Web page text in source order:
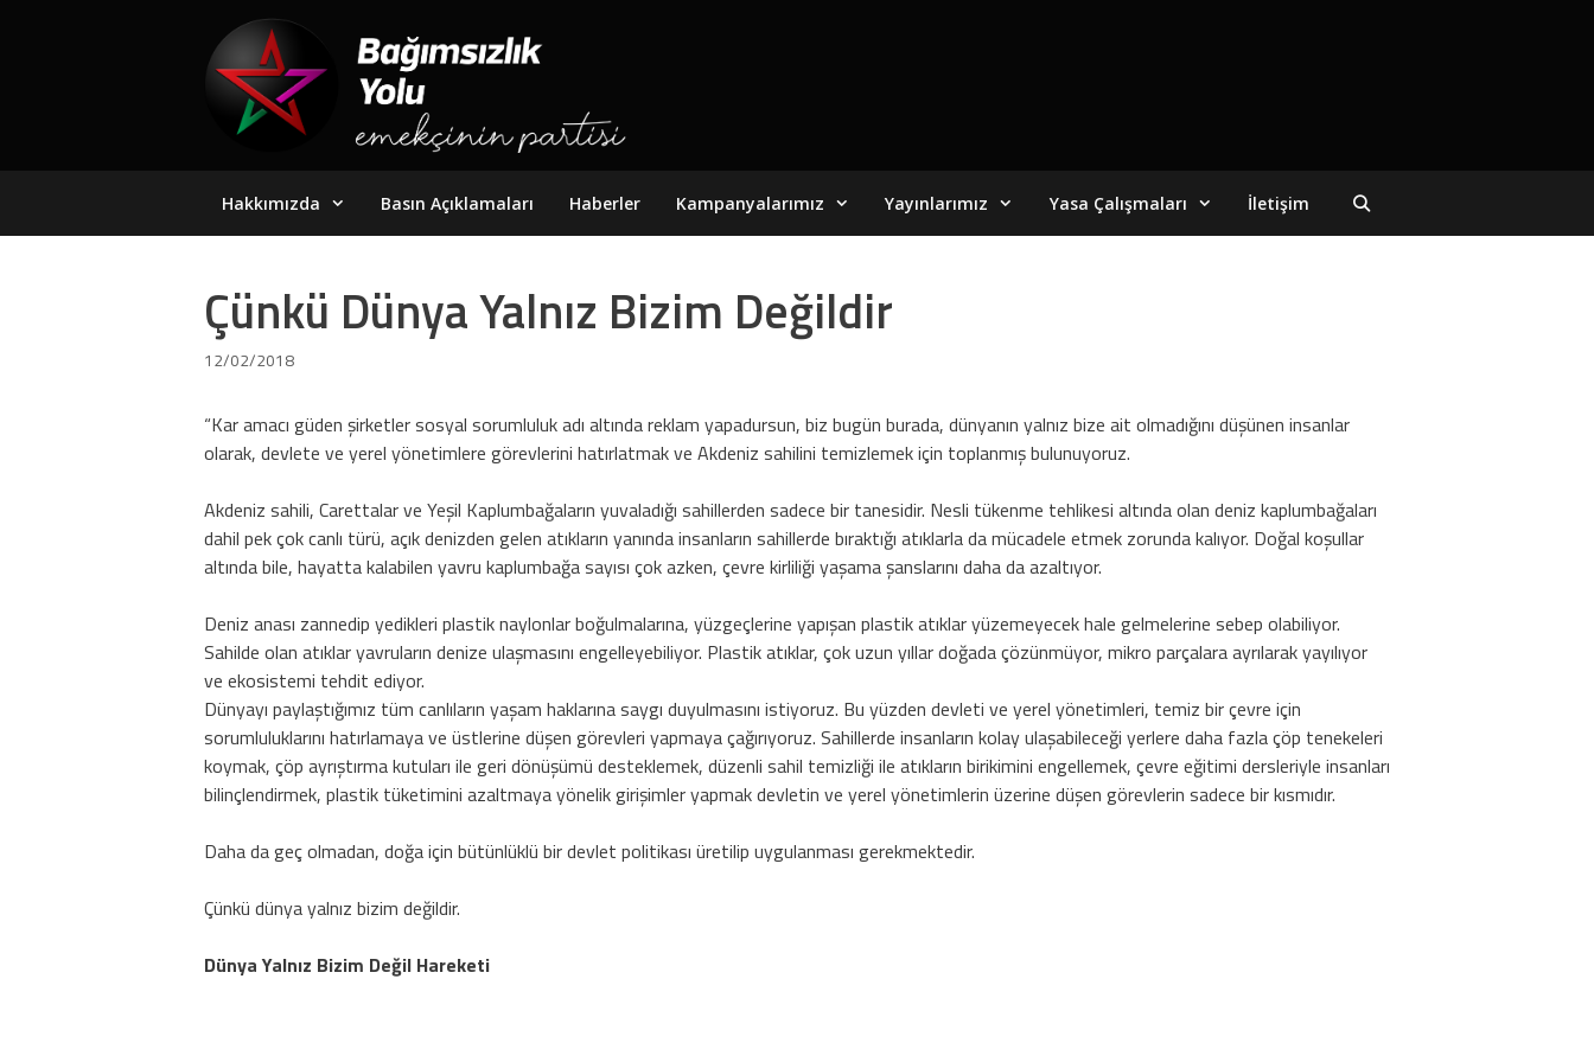
Hakkımızda Basın Açıklamaları Haberler Kampanyalarımız Yayınlarımız Yasa Çalışmaları İletişim
Çünkü Dünya Yalnız Bizim Değildir
12/02/2018
“Kar amacı güden şirketler sosyal sorumluluk adı altında reklam yapadursun, biz bugün burada, dünyanın yalnız bize ait olmadığını düşünen insanlar
olarak, devlete ve yerel yönetimlere görevlerini hatırlatmak ve Akdeniz sahilini temizlemek için toplanmış bulunuyoruz.
Akdeniz sahili, Carettalar ve Yeşil Kaplumbağaların yuvaladığı sahillerden sadece bir tanesidir. Nesli tükenme tehlikesi altında olan deniz kaplumbağaları
dahil pek çok canlı türü, açık denizden gelen atıkların yanında insanların sahillerde bıraktığı atıklarla da mücadele etmek zorunda kalıyor. Doğal koşullar
altında bile, hayatta kalabilen yavru kaplumbağa sayısı çok azken, çevre kirliliği yaşama şanslarını daha da azaltıyor.
Deniz anası zannedip yedikleri plastik naylonlar boğulmalarına, yüzgeçlerine yapışan plastik atıklar yüzemeyecek hale gelmelerine sebep olabiliyor.
Sahilde olan atıklar yavruların denize ulaşmasını engelleyebiliyor. Plastik atıklar, çok uzun yıllar doğada çözünmüyor, mikro parçalara ayrılarak yayılıyor
ve ekosistemi tehdit ediyor.
Dünyayı paylaştığımız tüm canlıların yaşam haklarına saygı duyulmasını istiyoruz. Bu yüzden devleti ve yerel yönetimleri, temiz bir çevre için
sorumluluklarını hatırlamaya ve üstlerine düşen görevleri yapmaya çağırıyoruz. Sahillerde insanların kolay ulaşabileceği yerlere daha fazla çöp tenekeleri
koymak, çöp ayrıştırma kutuları ile geri dönüşümü desteklemek, düzenli sahil temizliği ile atıkların birikimini engellemek, çevre eğitimi dersleriyle insanları
bilinçlendirmek, plastik tüketimini azaltmaya yönelik girişimler yapmak devletin ve yerel yönetimlerin üzerine düşen görevlerin sadece bir kısmıdır.
Daha da geç olmadan, doğa için bütünlüklü bir devlet politikası üretilip uygulanması gerekmektedir.
Çünkü dünya yalnız bizim değildir.
Dünya Yalnız Bizim Değil Hareketi